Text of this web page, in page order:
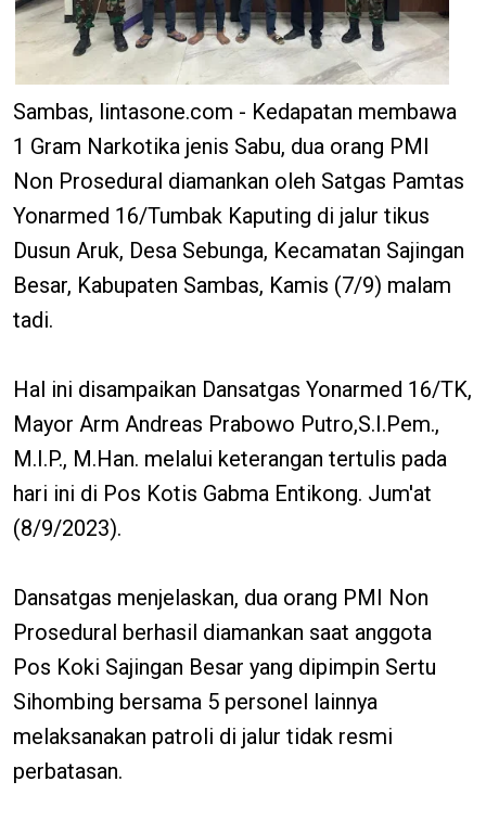
Sambas, lintasone.com - Kedapatan membawa
1 Gram Narkotika jenis Sabu, dua orang PMI
Non Prosedural diamankan oleh Satgas Pamtas
Yonarmed 16/Tumbak Kaputing di jalur tikus
Dusun Aruk, Desa Sebunga, Kecamatan Sajingan
Besar, Kabupaten Sambas, Kamis (7/9) malam
tadi.
Hal ini disampaikan Dansatgas Yonarmed 16/TK,
Mayor Arm Andreas Prabowo Putro,S.I.Pem.,
M.I.P., M.Han. melalui keterangan tertulis pada
hari ini di Pos Kotis Gabma Entikong. Jum'at
(8/9/2023).
Dansatgas menjelaskan, dua orang PMI Non
Prosedural berhasil diamankan saat anggota
Pos Koki Sajingan Besar yang dipimpin Sertu
Sihombing bersama 5 personel lainnya
melaksanakan patroli di jalur tidak resmi
perbatasan.